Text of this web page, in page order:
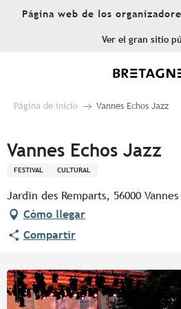
AllerPágina web de los
Ver el gran sitio
Página de inicio Vannes Echos Jazz
Vannes Echos Jazz
FESTIVAL CULTURAL
Jardin des Remparts, 56000 Vannes
Cómo llegar
Compartir